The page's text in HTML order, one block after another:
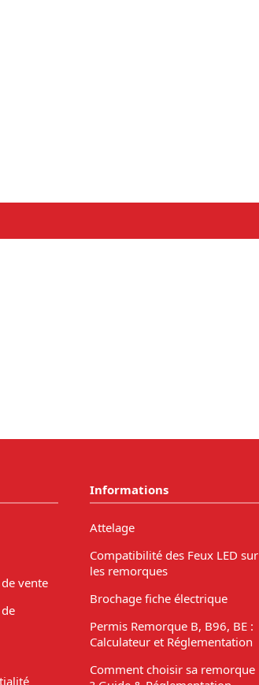
vente
Informations
Attelage
Compatibilité des Feux LED sur
les remorques
Brochage fiche électrique
Permis Remorque B, B96, BE :
Calculateur et Réglementation
Comment choisir sa remorque